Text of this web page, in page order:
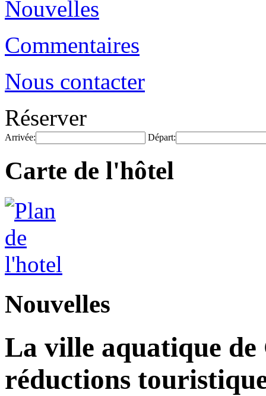
Nouvelles
Commentaires
Nous contacter
Réserver
Arrivée: Départ:
Carte de l'hôtel
Nouvelles
La ville aquatique de
réductions